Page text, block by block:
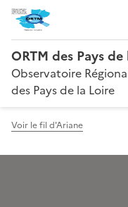
ORTM des Pays
Observatoire
des Pays de la Loire
Voir le fil d'Ariane